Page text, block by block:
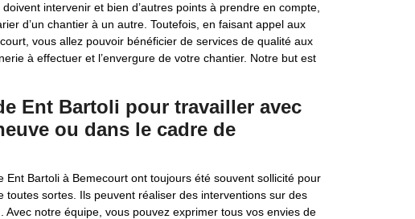
intervenir et bien d’autres points à prendre en compte,
d’un chantier à un autre. Toutefois, en faisant appel aux
vous allez pouvoir bénéficier de services de qualité aux
à effectuer et l’envergure de votre chantier. Notre but est
Ent Bartoli pour travailler avec
ou dans le cadre de
Ent Bartoli à Bemecourt ont toujours été souvent sollicité pour
sortes. Ils peuvent réaliser des interventions sur des
notre équipe, vous pouvez exprimer tous vos envies de